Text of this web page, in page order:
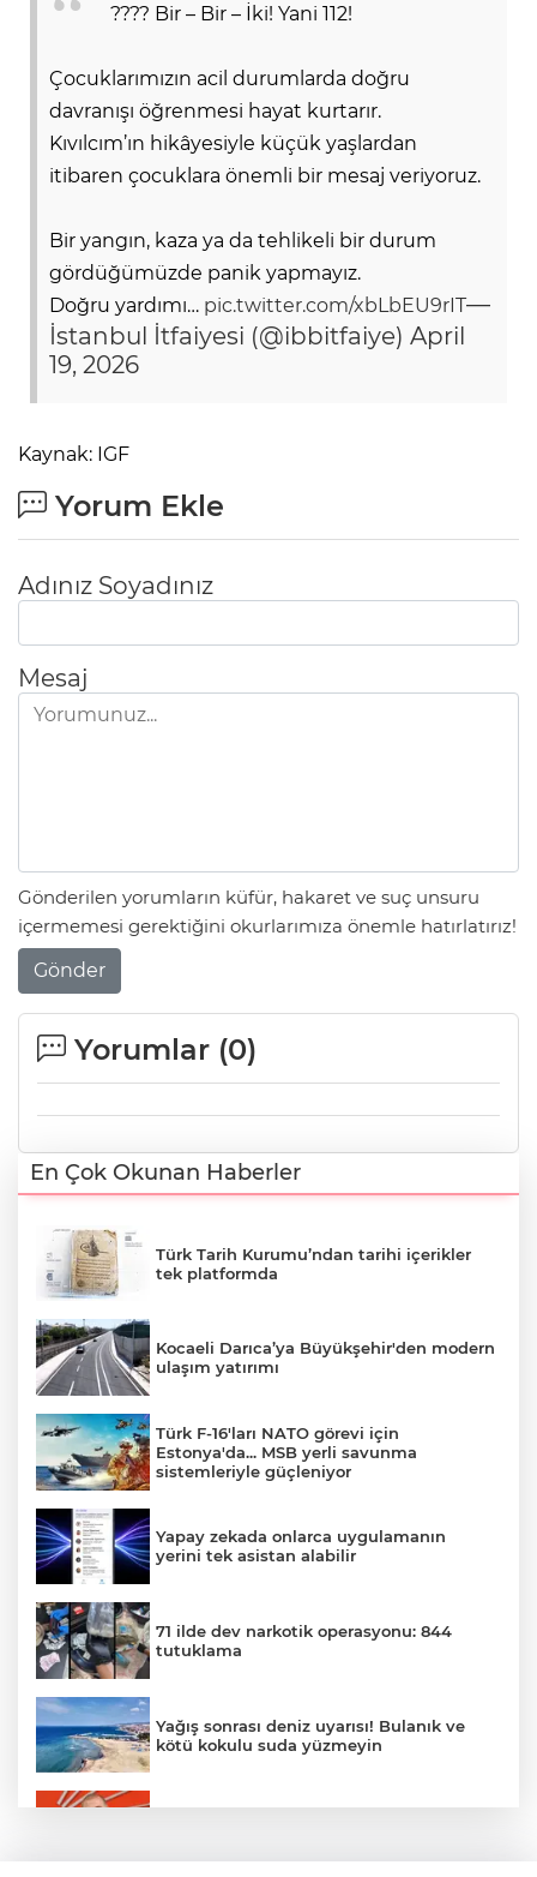
???? Bir – Bir – İki! Yani 112!
Çocuklarımızın acil durumlarda doğru
davranışı öğrenmesi hayat kurtarır.
Kıvılcım’ın hikâyesiyle küçük yaşlardan
itibaren çocuklara önemli bir mesaj veriyoruz.
Bir yangın, kaza ya da tehlikeli bir durum
gördüğümüzde panik yapmayız.
Doğru yardımı… pic.twitter.com/xbLbEU9rIT—
İstanbul İtfaiyesi (@ibbitfaiye) April
19, 2026
Kaynak: IGF
Yorum Ekle
Adınız Soyadınız
Mesaj
Gönderilen yorumların küfür, hakaret ve suç unsuru
içermemesi gerektiğini okurlarımıza önemle hatırlatırız!
Gönder
Yorumlar (0)
En Çok Okunan Haberler
Türk Tarih Kurumu’ndan tarihi içerikler
tek platformda
Kocaeli Darıca’ya Büyükşehir'den modern
ulaşım yatırımı
Türk F-16'ları NATO görevi için
Estonya'da... MSB yerli savunma
sistemleriyle güçleniyor
Yapay zekada onlarca uygulamanın
yerini tek asistan alabilir
71 ilde dev narkotik operasyonu: 844
tutuklama
Yağış sonrası deniz uyarısı! Bulanık ve
kötü kokulu suda yüzmeyin